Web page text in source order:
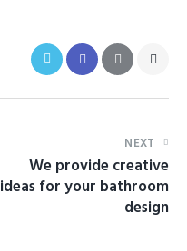
NEXT
We provide creative
ideas for your bathroom
design